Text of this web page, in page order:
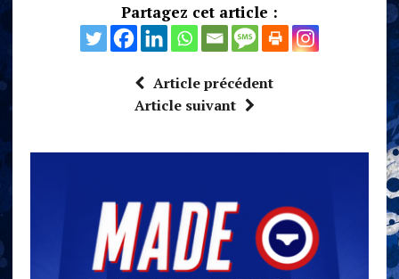
Partagez cet article :
Article précédent
Article suivant